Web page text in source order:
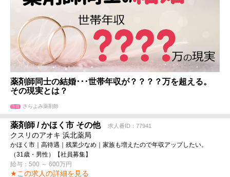
薬剤師同士の結婚･･･世帯年収が？？？？万を超える。
その現実とは？
注目 さらよみ薬剤師
薬剤師 / かほく市 その他 求人番ID：77941
クスリのアオキ 浜北薬局
かほく市｜高待遇｜残業少なめ｜家族も増えたので年収アップしたい。
（31歳・男性）【社員募集】
給与：500 ～ 600万円
★この求人の詳細を見る